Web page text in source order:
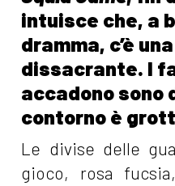
intuisce che, a
dramma, c’è
dissacrante. I
accadono sono
contorno è
Le divise delle
gioco, rosa